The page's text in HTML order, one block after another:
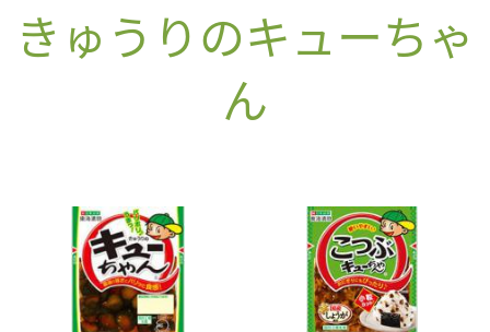
きゅうりのキューちゃ
ん